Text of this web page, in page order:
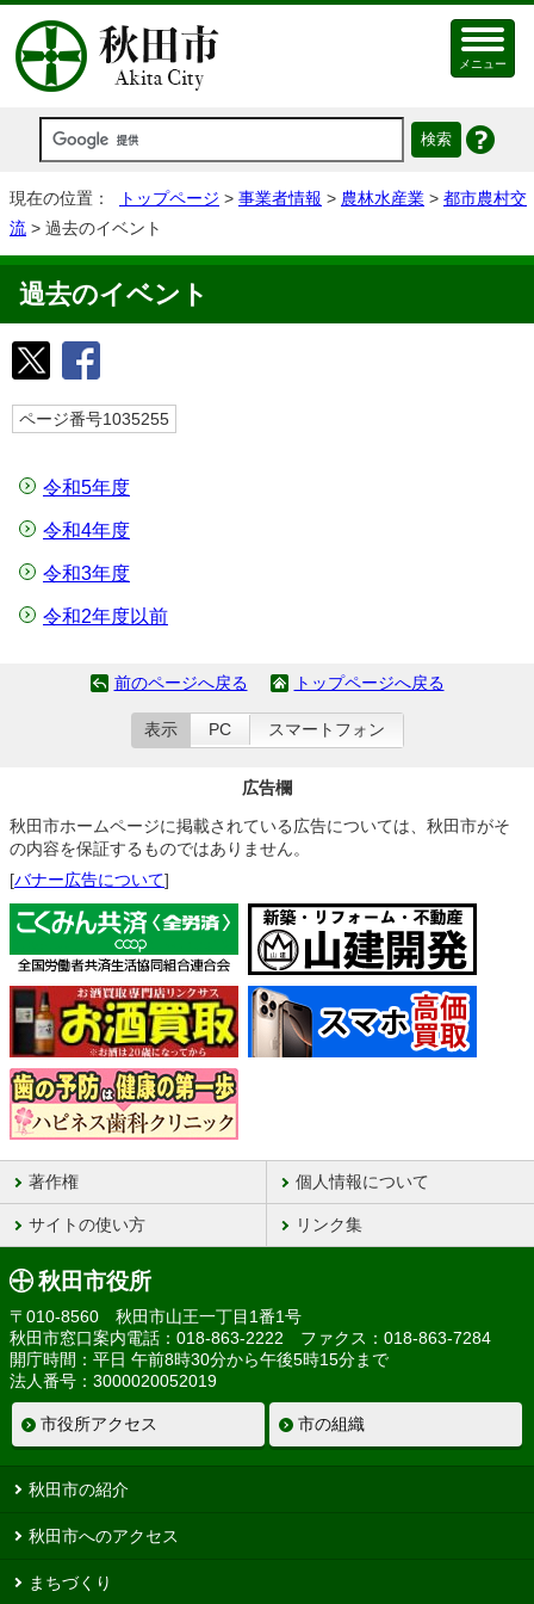
メニュー
現在の位置： トップページ > 事業者情報 > 農林水産業 > 都市農村交
流 > 過去のイベント
過去のイベント
ページ番号1035255
令和5年度
令和4年度
令和3年度
令和2年度以前
前のページへ戻る トップページへ戻る
表示 PC スマートフォン
広告欄
秋田市ホームページに掲載されている広告については、秋田市がそ
の内容を保証するものではありません。
[バナー広告について]
著作権 個人情報について
サイトの使い方 リンク集
秋田市役所
〒010-8560 秋田市山王一丁目1番1号
秋田市窓口案内電話：018-863-2222 ファクス：018-863-7284
開庁時間：平日 午前8時30分から午後5時15分まで
法人番号：3000020052019
市役所アクセス 市の組織
秋田市の紹介
秋田市へのアクセス
まちづくり